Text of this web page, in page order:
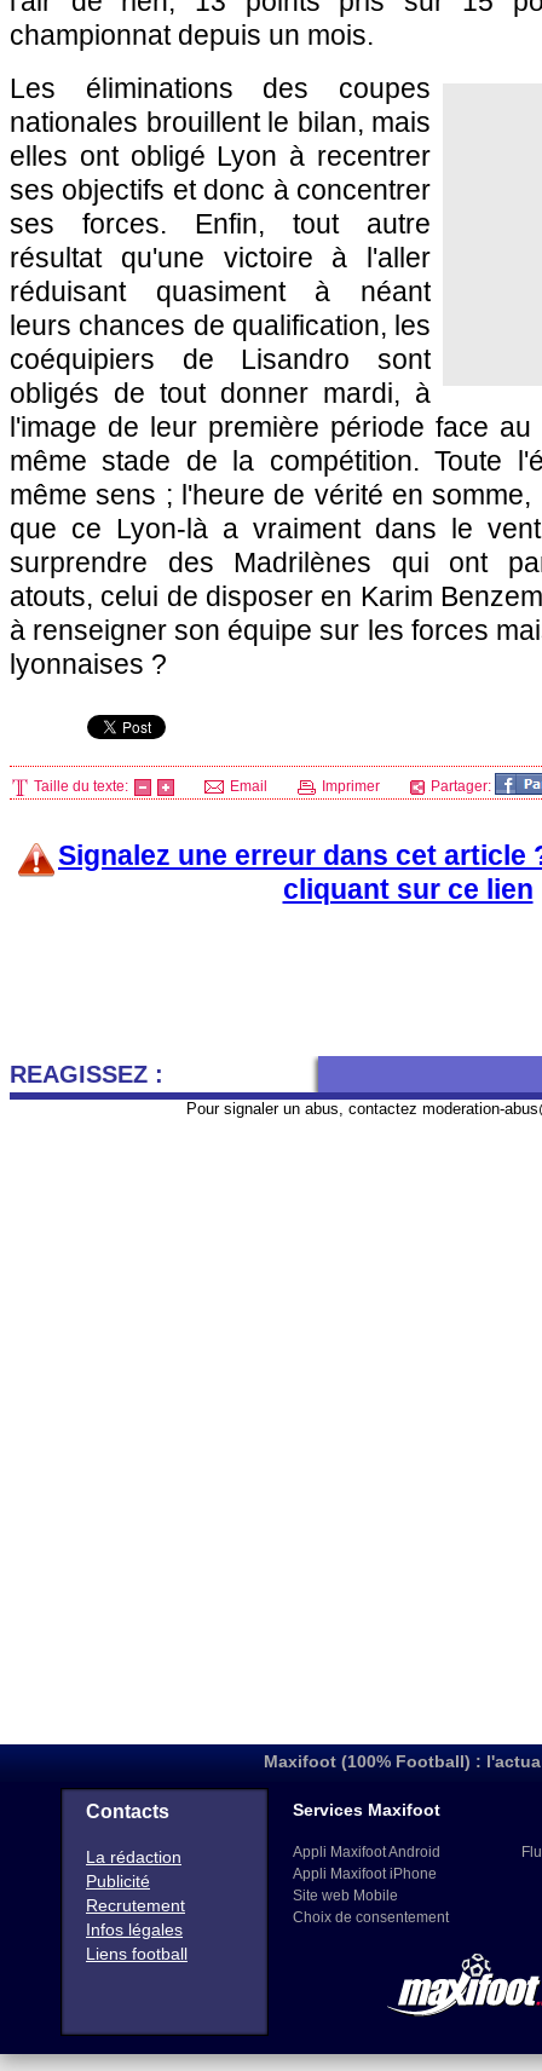
championnat depuis un mois.
Les éliminations des coupes
nationales brouillent le bilan, mais
elles ont obligé Lyon à recentrer
ses objectifs et donc à concentrer
ses forces. Enfin, tout autre
résultat qu'une victoire à l'aller
réduisant quasiment à néant
leurs chances de qualification, les
coéquipiers de Lisandro sont
obligés de tout donner mardi, à
l'image de leur première période face
même stade de la compétition. Toute
même sens ; l'heure de vérité en
que ce Lyon-là a vraiment dans le
surprendre des Madrilènes qui ont
atouts, celui de disposer en Karim
à renseigner son équipe sur les forces
lyonnaises ?
Taille du texte: Email Imprimer Partager:
Signalez une erreur dans cet article
cliquant sur ce lien
REAGISSEZ :
Pour signaler un abus, contactez moderation-
Maxifoot (100% Football) :
Contacts
La rédaction
Publicité
Recrutement
Infos légales
Liens football
Services Maxifoot
Appli Maxifoot Android
Appli Maxifoot iPhone
Site web Mobile
Choix de consentement